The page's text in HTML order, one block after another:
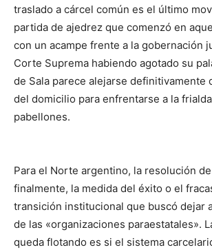
traslado a cárcel común es el último
partida de ajedrez que comenzó en
con un acampe frente a la gobernación
Corte Suprema habiendo agotado su
de Sala parece alejarse definitivamente
del domicilio para enfrentarse a la
pabellones.
Para el Norte argentino, la resolución
finalmente, la medida del éxito o el
transición institucional que buscó dejar
de las «organizaciones paraestatales».
queda flotando es si el sistema